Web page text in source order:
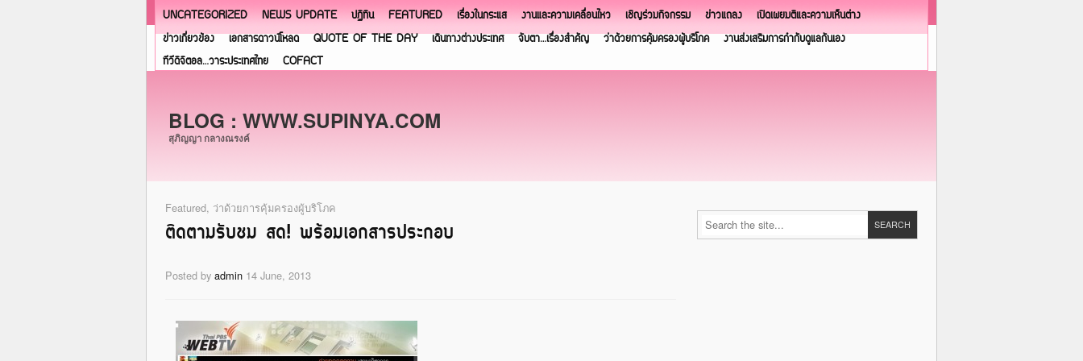
UNCATEGORIZED NEWS UPDATE ปฏิทิน FEATURED เรื่องในกระแส งานและความเคลื่อนไหว เชิญร่วมกิจกรรม ข่าวแถลง
เปิดเผยมติและความเห็นต่าง
ข่าวเกี่ยวข้อง
เอกสารดาวน์โหลด QUOTE OF THE DAY เดินทางต่างประเทศ จับตา…เรื่องสำคัญ ว่าด้วยการคุ้มครองผู้บริโภค
งานส่งเสริมการกำกับดูแลกันเอง
ทีวีดิจิตอล…วาระประเทศไทย
COFACT
BLOG : WWW.SUPINYA.COM
สุภิญญา กลางณรงค์
Featured, ว่าด้วยการคุ้มครองผู้บริโภค
ติดตามรับชม สด! พร้อมเอกสารประกอบ
Posted by admin 14 June, 2013